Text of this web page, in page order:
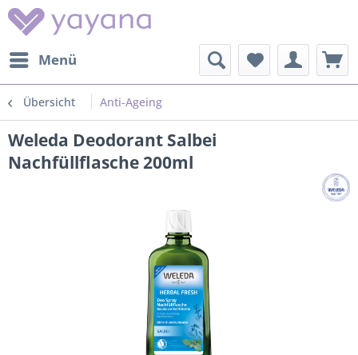
Menü
Übersicht Anti-Ageing
Weleda Deodorant Salbei
Nachfüllflasche 200ml